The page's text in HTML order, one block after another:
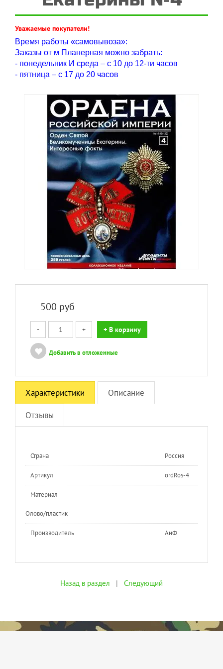
Уважаемые покупатели!
Время работы «самовывоза»:
Заказы от м Планерная можно забрать:
- понедельник И среда – с 10 до 12-ти часов
- пятница – с 17 до 20 часов
500 руб
- + + В корзину
Добавить в отложенные
Характеристики Описание
Отзывы
Страна Россия
Артикул ordRos-4
Материал
Олово/пластик
Производитель АиФ
Назад в раздел | Следующий